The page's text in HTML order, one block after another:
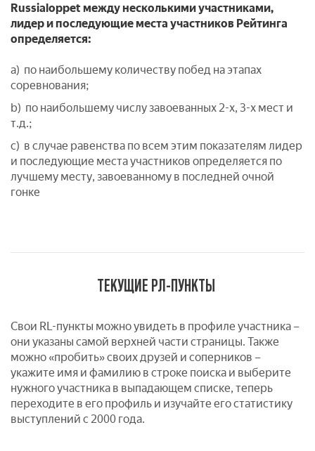
Russialoppet между несколькими участниками,
лидер и последующие места участников Рейтинга
определяется:
a) по наибольшему количеству побед на этапах
соревнования;
b) по наибольшему числу завоеванных 2-х, 3-х мест и
т.д.;
c) в случае равенства по всем этим показателям лидер
и последующие места участников определяется по
лучшему месту, завоеванному в последней очной
гонке
ТЕКУЩИЕ РЛ-ПУНКТЫ
Свои RL-пункты можно увидеть в профиле участника –
они указаны самой верхней части страницы. Также
можно «пробить» своих друзей и соперников –
укажите имя и фамилию в строке поиска и выберите
нужного участника в выпадающем списке, теперь
переходите в его профиль и изучайте его статистику
выступлений с 2000 года.